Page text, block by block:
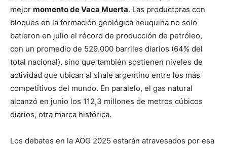
mejor momento de Vaca Muerta. Las productoras con
bloques en la formación geológica neuquina no solo
batieron en julio el récord de producción de petróleo,
con un promedio de 529.000 barriles diarios (64% del
total nacional), sino que también sostienen niveles de
actividad que ubican al shale argentino entre los más
competitivos del mundo. En paralelo, el gas natural
alcanzó en junio los 112,3 millones de metros cúbicos
diarios, otra marca histórica.
Los debates en la AOG 2025 estarán atravesados por esa